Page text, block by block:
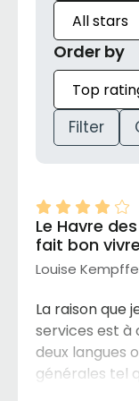
Order by
Filter
Le Havre
fait bon vivre
Louise
La raison que
services est à
deux langues
générales tel